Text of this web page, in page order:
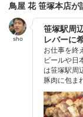
鳥屋 花 笹塚本店が
sho
笹塚駅周
レバーに
お仕事を終
ビールや日
は笹塚駅周
豚肉に包ま